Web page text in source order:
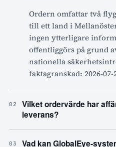
Ordern omfattar två
till ett land i
ingen ytterligare
offentliggörs på grund
nationella
faktagranskad: 2026-07-
02
Vilket ordervärde har
leverans?
03
Vad kan GlobalEye-